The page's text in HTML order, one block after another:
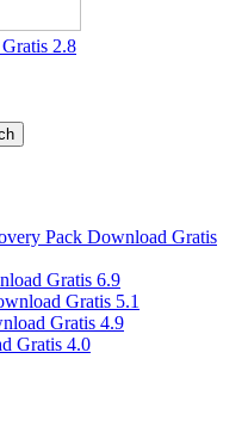
2.8
Pack Download Gratis
Gratis 6.9
Gratis 5.1
Gratis 4.9
Gratis 4.0